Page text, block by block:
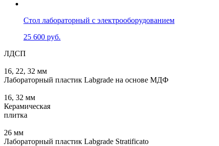
Стол лабораторный с электрооборудованием
25 600 руб.
ЛДСП
16, 22, 32 мм
Лабораторный пластик Labgrade на основе МДФ
16, 32 мм
Керамическая
плитка
26 мм
Лабораторный пластик Labgrade Stratificato